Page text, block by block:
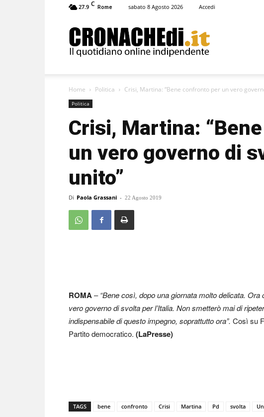
27.9 C Rome sabato 8 Agosto 2026 Accedi
Home Politica Crisi, Martina: “Bene confronto per un vero
Politica
Crisi, Martina:
un vero governo di
unito”
Di Paola Grassani - 22 Agosto 2019
ROMA–“Bene così, dopo una giornata molto delicata.
vero governo di svolta per l’Italia. Non smetterò mai di
indispensabile di questo impegno, soprattutto ora”. Così su
Partito democratico. (LaPresse)
TAGS bene confronto Crisi Martina Pd svolta